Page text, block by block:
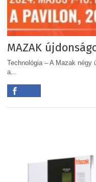
MAZAK
Technológia – A Mazak
a...